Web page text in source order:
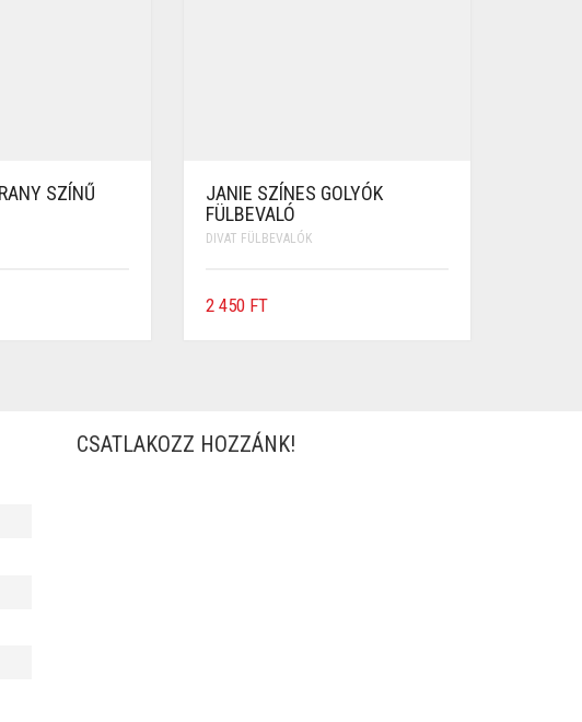
SZÍNŰ
JANIE SZÍNES GOLYÓK
FÜLBEVALÓ
DIVAT FÜLBEVALÓK
2 450 FT
CSATLAKOZZ HOZZÁNK!